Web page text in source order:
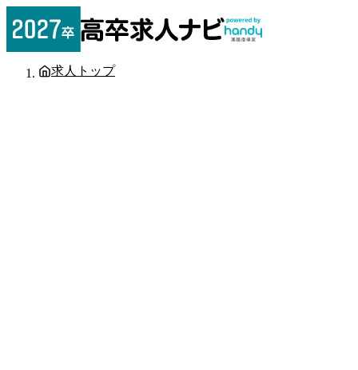
求人トップ